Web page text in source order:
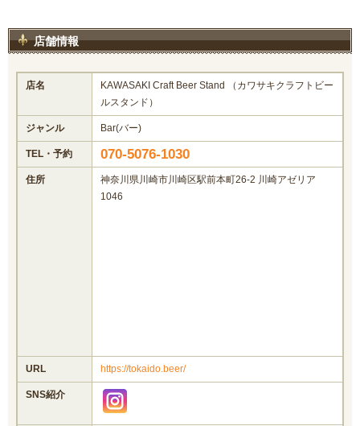
店舗情報
店名
KAWASAKI Craft Beer Stand （カワサキクラフトビー
ルスタンド）
ジャンル Bar(バー)
TEL・予約 070-5076-1030
住所
神奈川県川崎市川崎区駅前本町26-2 川崎アゼリア
1046
URL https://tokaido.beer/
SNS紹介